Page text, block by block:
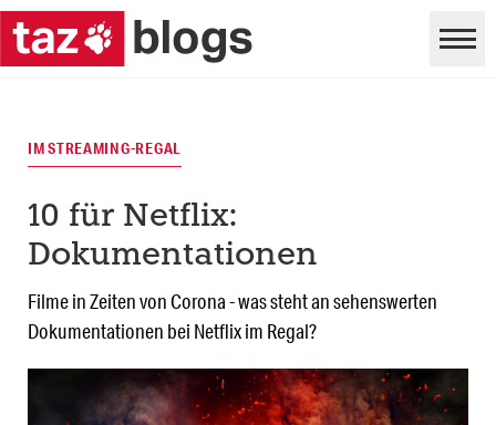
IM STREAMING-REGAL
10 für Netflix:
Dokumentationen
Filme in Zeiten von Corona - was steht an sehenswerten
Dokumentationen bei Netflix im Regal?